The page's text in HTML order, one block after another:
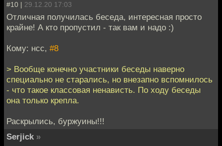
#10 | 29.12.20 17:03
Отличная получилась беседа, интересная просто
крайне! А кто пропустил - так вам и надо :)
Кому: нсс, #8
> Вообще конечно участники беседы наверно
специально не старались, но внезапно вспомнилось
- что такое классовая ненависть. По ходу беседы
она только крепла.
Раскрылись, буржуины!!!
Serjick »